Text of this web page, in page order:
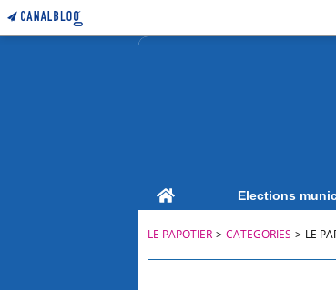
Home Elections
LE PAPOTIER > CATEGORIES > LE